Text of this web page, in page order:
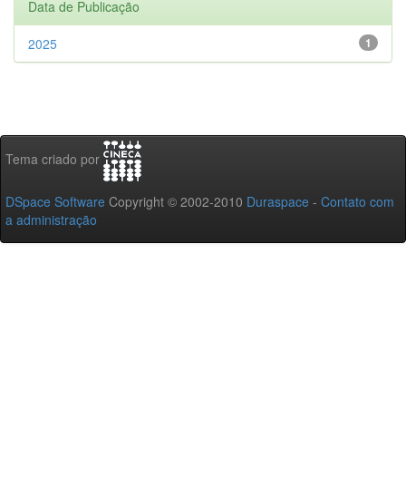
Data de Publicação
1
2025
Tema criado por
DSpace Software Copyright © 2002-2010 Duraspace - Contato com
a administração